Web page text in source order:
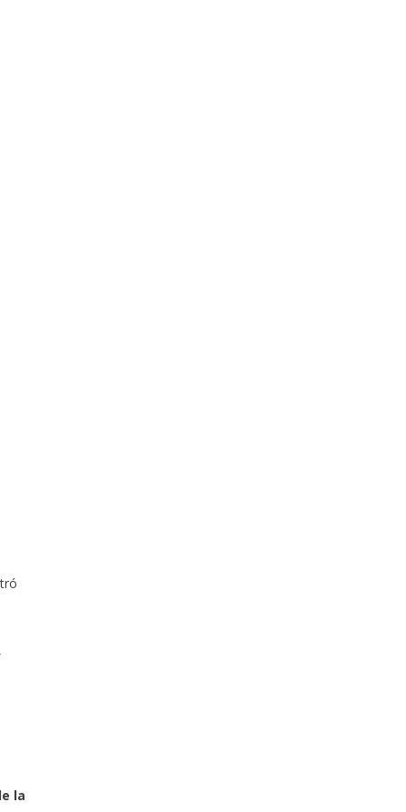
la